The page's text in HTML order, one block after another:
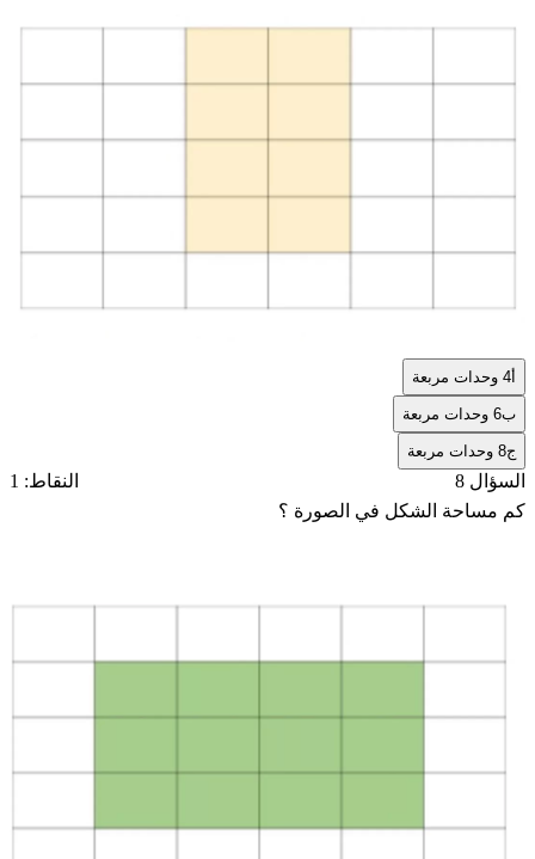
4 وحدات مربعة
ب6 وحدات مربعة
ج8 وحدات مربعة
السؤال 8
النقاط: 1
كم مساحة الشكل في الصورة ؟